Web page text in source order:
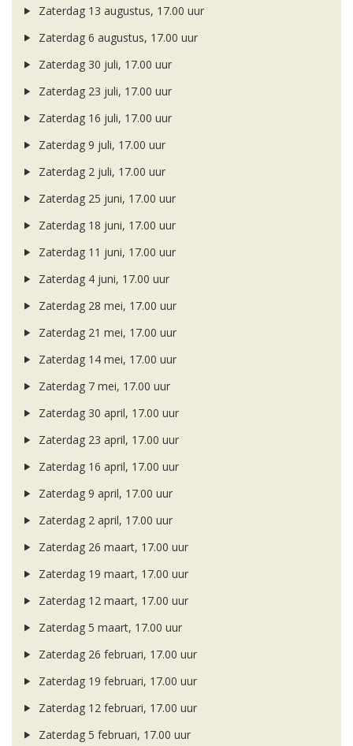
Zaterdag 13 augustus, 17.00 uur
Zaterdag 6 augustus, 17.00 uur
Zaterdag 30 juli, 17.00 uur
Zaterdag 23 juli, 17.00 uur
Zaterdag 16 juli, 17.00 uur
Zaterdag 9 juli, 17.00 uur
Zaterdag 2 juli, 17.00 uur
Zaterdag 25 juni, 17.00 uur
Zaterdag 18 juni, 17.00 uur
Zaterdag 11 juni, 17.00 uur
Zaterdag 4 juni, 17.00 uur
Zaterdag 28 mei, 17.00 uur
Zaterdag 21 mei, 17.00 uur
Zaterdag 14 mei, 17.00 uur
Zaterdag 7 mei, 17.00 uur
Zaterdag 30 april, 17.00 uur
Zaterdag 23 april, 17.00 uur
Zaterdag 16 april, 17.00 uur
Zaterdag 9 april, 17.00 uur
Zaterdag 2 april, 17.00 uur
Zaterdag 26 maart, 17.00 uur
Zaterdag 19 maart, 17.00 uur
Zaterdag 12 maart, 17.00 uur
Zaterdag 5 maart, 17.00 uur
Zaterdag 26 februari, 17.00 uur
Zaterdag 19 februari, 17.00 uur
Zaterdag 12 februari, 17.00 uur
Zaterdag 5 februari, 17.00 uur